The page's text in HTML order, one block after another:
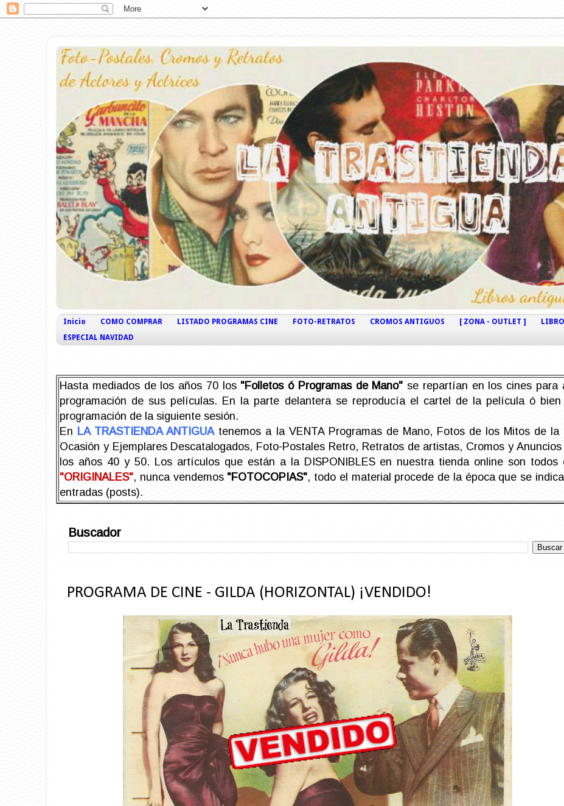
Inicio COMO COMPRAR LISTADO PROGRAMAS CINE FOTO-RETRATOS CROMOS ANTIGUOS [ ZONA - OUTLET ]
ESPECIAL NAVIDAD
Hasta mediados de los años 70 los "Folletos ó Programas de Mano" se repartían en los cines para
programación de sus películas. En la parte delantera se reproducía el cartel de la película ó
programación de la siguiente sesión.
En LA TRASTIENDA ANTIGUAtenemos a la VENTA Programas de Mano, Fotos de los Mitos de la
Ocasión y Ejemplares Descatalogados, Foto-Postales Retro, Retratos de artistas, Cromos y
los años 40 y 50. Los artículos que están a la DISPONIBLES en nuestra tienda online son todos
"ORIGINALES", nunca vendemos "FOTOCOPIAS", todo el material procede de la época que se
entradas (posts).
Buscador
PROGRAMA DE CINE - GILDA (HORIZONTAL) ¡VENDIDO!